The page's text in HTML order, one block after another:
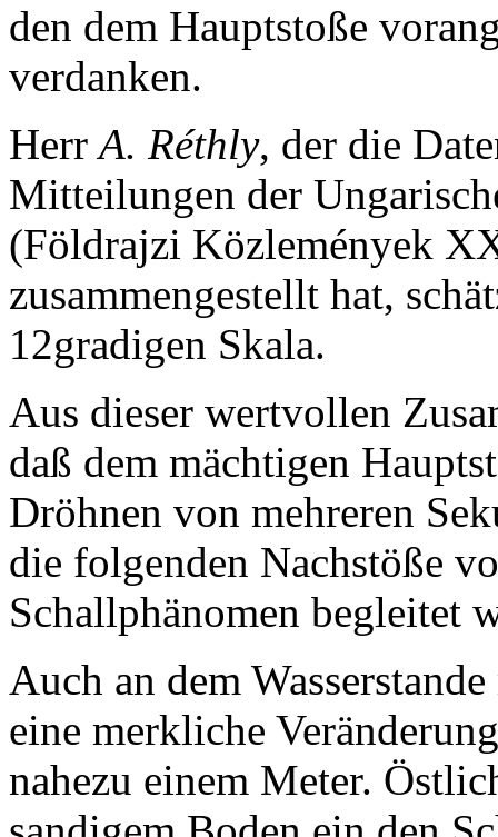
den dem Hauptstoße
verdanken.
HerrA. Réthly, der die
Mitteilungen der
(Földrajzi Közlemények
zusammengestellt hat,
12gradigen Skala.
Aus dieser wertvollen
daß dem mächtigen
Dröhnen von mehreren
die folgenden Nachstöße
Schallphänomen begleitet
Auch an dem
eine merkliche
nahezu einem Meter.